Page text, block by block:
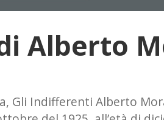
Alberto
Gli Indifferenti Alberto